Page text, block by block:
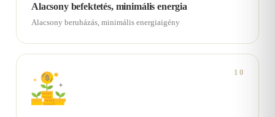
Alacsony befektetés, minimális energia
Alacsony beruházás, minimális energiaigény
10